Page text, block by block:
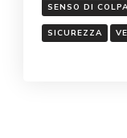
SENSO DI
SICUREZZA